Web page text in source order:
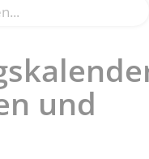
und